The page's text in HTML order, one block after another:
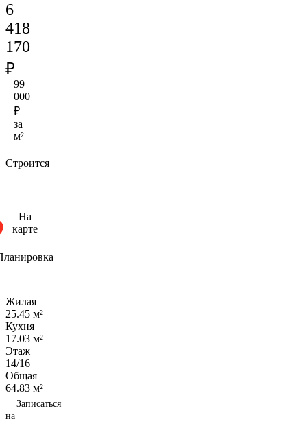
6
418
170
₽
99
000
₽
за
м²
Строится
На
карте
Жилая
25.45 м²
Кухня
17.03 м²
Этаж
14/16
Общая
64.83 м²
Записаться
на